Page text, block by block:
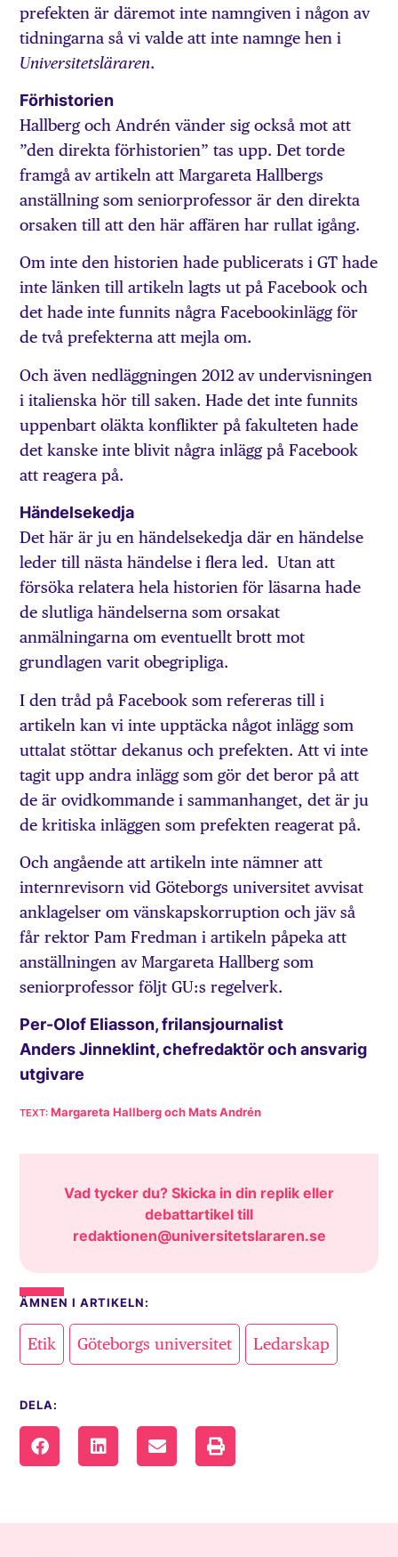
prefekten är däremot inte namngiven i någon av
tidningarna så vi valde att inte namnge hen i
Universitetsläraren.
Förhistorien
Hallberg och Andrén vänder sig också mot att
”den direkta förhistorien” tas upp. Det torde
framgå av artikeln att Margareta Hallbergs
anställning som seniorprofessor är den direkta
orsaken till att den här affären har rullat igång.
Om inte den historien hade publicerats i GT hade
inte länken till artikeln lagts ut på Facebook och
det hade inte funnits några Facebookinlägg för
de två prefekterna att mejla om.
Och även nedläggningen 2012 av undervisningen
i italienska hör till saken. Hade det inte funnits
uppenbart oläkta konflikter på fakulteten hade
det kanske inte blivit några inlägg på Facebook
att reagera på.
Händelsekedja
Det här är ju en händelsekedja där en händelse
leder till nästa händelse i flera led. Utan att
försöka relatera hela historien för läsarna hade
de slutliga händelserna som orsakat
anmälningarna om eventuellt brott mot
grundlagen varit obegripliga.
I den tråd på Facebook som refereras till i
artikeln kan vi inte upptäcka något inlägg som
uttalat stöttar dekanus och prefekten. Att vi inte
tagit upp andra inlägg som gör det beror på att
de är ovidkommande i sammanhanget, det är ju
de kritiska inläggen som prefekten reagerat på.
Och angående att artikeln inte nämner att
internrevisorn vid Göteborgs universitet avvisat
anklagelser om vänskapskorruption och jäv så
får rektor Pam Fredman i artikeln påpeka att
anställningen av Margareta Hallberg som
seniorprofessor följt GU:s regelverk.
Per-Olof Eliasson, frilansjournalist
Anders Jinneklint, chefredaktör och ansvarig
utgivare
Margareta Hallberg och Mats Andrén
Vad tycker du? Skicka in din replik eller
debattartikel till
redaktionen@universitetslararen.se
ÄMNEN I ARTIKELN:
Etik Göteborgs universitet Ledarskap
DELA: